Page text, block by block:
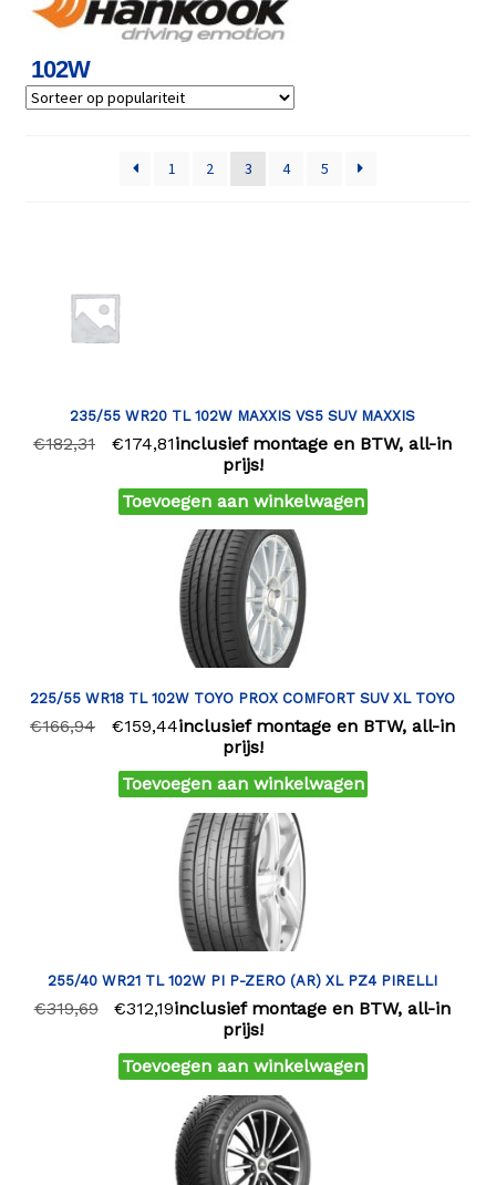
102W
1 2 3 4 5
235/55 WR20 TL 102W MAXXIS VS5 SUV MAXXIS
€182,31 €174,81inclusief montage en BTW, all-in
prijs!
Toevoegen aan winkelwagen
225/55 WR18 TL 102W TOYO PROX COMFORT SUV XL TOYO
€166,94 €159,44inclusief montage en BTW, all-in
prijs!
Toevoegen aan winkelwagen
255/40 WR21 TL 102W PI P-ZERO (AR) XL PZ4 PIRELLI
€319,69 €312,19inclusief montage en BTW, all-in
prijs!
Toevoegen aan winkelwagen